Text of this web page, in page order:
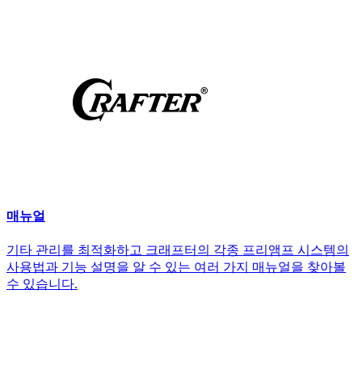
매뉴얼
기타 관리를 최적화하고 크래프터의 각종 프리앰프 시스템의
사용법과 기능 설명을 알 수 있는 여러 가지 매뉴얼을 찾아볼
수 있습니다.